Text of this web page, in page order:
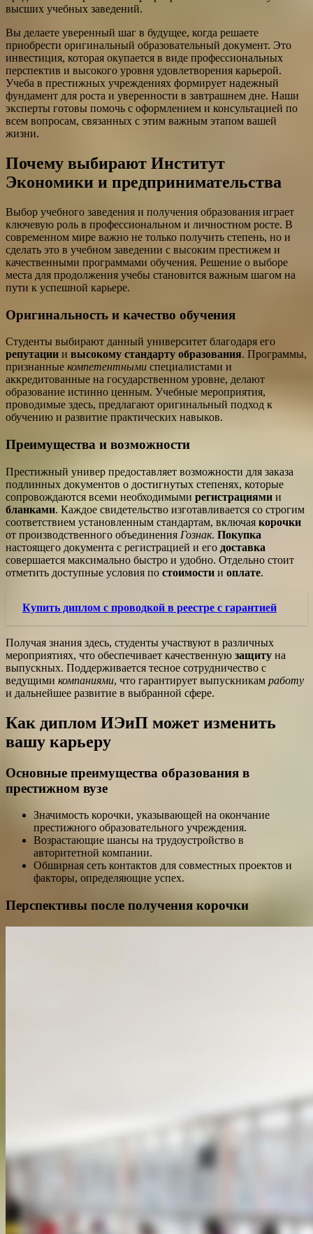
высших учебных заведений.
Вы делаете уверенный шаг в будущее, когда решаете
приобрести оригинальный образовательный документ. Это
инвестиция, которая окупается в виде профессиональных
перспектив и высокого уровня удовлетворения карьерой.
Учеба в престижных учреждениях формирует надежный
фундамент для роста и уверенности в завтрашнем дне. Наши
эксперты готовы помочь с оформлением и консультацией по
всем вопросам, связанных с этим важным этапом вашей
жизни.
Почему выбирают Институт
Экономики и предпринимательства
Выбор учебного заведения и получения образования играет
ключевую роль в профессиональном и личностном росте. В
современном мире важно не только получить степень, но и
сделать это в учебном заведении с высоким престижем и
качественными программами обучения. Решение о выборе
места для продолжения учебы становится важным шагом на
пути к успешной карьере.
Оригинальность и качество обучения
Студенты выбирают данный университет благодаря его
репутации и высокому стандарту образования. Программы,
признанные компетентными специалистами и
аккредитованные на государственном уровне, делают
образование истинно ценным. Учебные мероприятия,
проводимые здесь, предлагают оригинальный подход к
обучению и развитие практических навыков.
Преимущества и возможности
Престижный универ предоставляет возможности для заказа
подлинных документов о достигнутых степенях, которые
сопровождаются всеми необходимыми регистрациями и
бланками. Каждое свидетельство изготавливается со строгим
соответствием установленным стандартам, включая корочки
от производственного объединения Гознак. Покупка
настоящего документа с регистрацией и его доставка
совершается максимально быстро и удобно. Отдельно стоит
отметить доступные условия по стоимости и оплате.
Купить диплом с проводкой в реестре с гарантией
Получая знания здесь, студенты участвуют в различных
мероприятиях, что обеспечивает качественную защиту на
выпускных. Поддерживается тесное сотрудничество с
ведущими компаниями, что гарантирует выпускникам работу
и дальнейшее развитие в выбранной сфере.
Как диплом ИЭиП может изменить
вашу карьеру
Основные преимущества образования в
престижном вузе
Значимость корочки, указывающей на окончание
престижного образовательного учреждения.
Возрастающие шансы на трудоустройство в
авторитетной компании.
Обширная сеть контактов для совместных проектов и
факторы, определяющие успех.
Перспективы после получения корочки